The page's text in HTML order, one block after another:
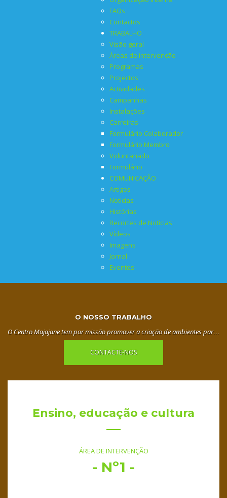
FAQs
Contactos
TRABALHO
Visão geral
Áreas de intervenção
Programas
Projectos
Actividades
Campanhas
Instalações
Carreiras
Formulário Colaborador
Formulário Membro
Voluntariado
Formulário
COMUNICAÇÃO
Artigos
Notícias
Histórias
Recortes de Notícias
Vídeos
Imagens
Jornal
Eventos
O NOSSO TRABALHO
O Centro Majajane tem por missão promover a criação de ambientes para a melhoria dos modos de vida e bem-estar das pessoas, das famílias e suas comunidades, proporcionando as condições os meios e os recursos para o integral desenvolvimento da pessoa humana, na realização das suas potencialidades, talentos e aspirações, através da acção caritativa, de assistência, de filantropia, de beneficência, de solidariedade social e de outras acções de carácter social e cívico.
CONTACTE-NOS
Ensino, educação e cultura
ÁREA DE INTERVENÇÃO
- Nº1 -